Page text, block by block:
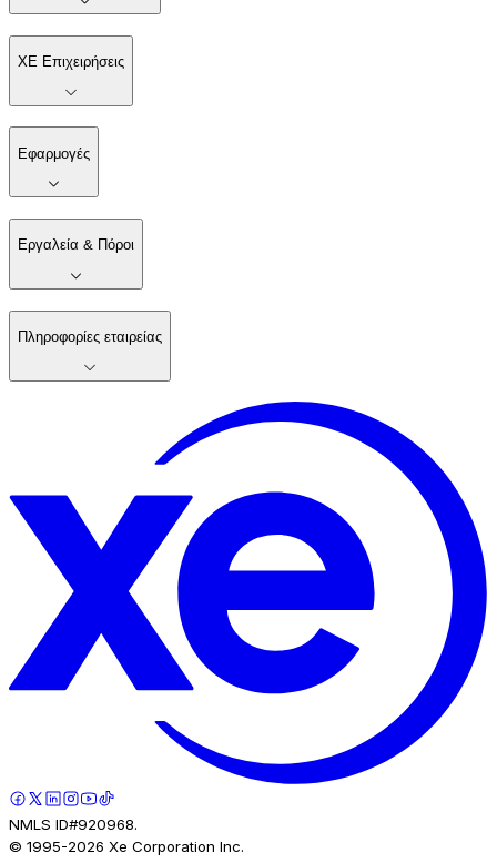
XE Επιχειρήσεις
Εφαρμογές
Εργαλεία & Πόροι
Πληροφορίες εταιρείας
NMLS ID#920968.
© 1995-2026 Xe Corporation Inc.